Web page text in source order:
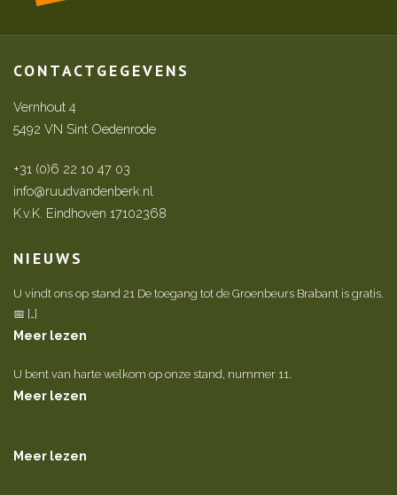
CONTACTGEGEVENS
Vernhout 4
5492 VN Sint Oedenrode
+31 (0)6 22 10 47 03
info@ruudvandenberk.nl
K.v.K. Eindhoven 17102368
NIEUWS
U vindt ons op stand 21 De toegang tot de Groenbeurs Brabant is gratis.
📅 […]
Meer lezen
U bent van harte welkom op onze stand, nummer 11.
Meer lezen
Meer lezen